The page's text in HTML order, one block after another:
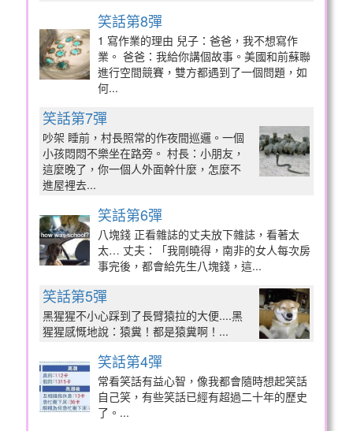
笑話第8彈
1 寫作業的理由 兒子：爸爸，我不想寫作
業。 爸爸：我給你講個故事。美國和前蘇聯
進行空間競賽，雙方都遇到了一個問題，如
何...
笑話第7彈
吵架 睡前，村長照常的作夜間巡邏。一個
小孩悶悶不樂坐在路旁。 村長：小朋友，
這麼晚了，你一個人外面幹什麼，怎麼不
進屋裡去...
笑話第6彈
八塊錢 正看雜誌的丈夫放下雜誌，看著太
太… 丈夫：「我剛曉得，南非的女人每次房
事完後，都會給先生八塊錢，這...
笑話第5彈
黑猩猩不小心踩到了長臂猿拉的大便....黑
猩猩感慨地說：猿糞！都是猿糞啊！...
笑話第4彈
常看笑話有益心智，像我都會隨時想起笑話
自己笑，有些笑話已經有超過二十年的歷史
了。...